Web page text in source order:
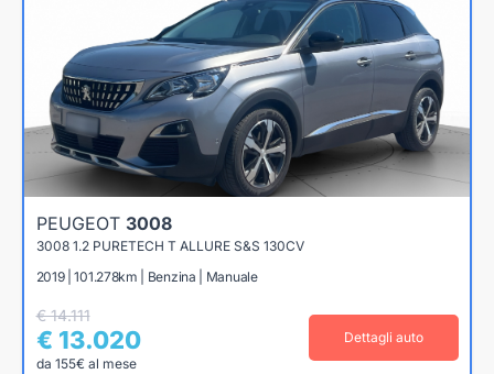
PEUGEOT 3008
3008 1.2 PURETECH T ALLURE S&S 130CV
2019 | 101.278km | Benzina | Manuale
€ 14.111
€ 13.020
da 155€ al mese
Dettagli auto